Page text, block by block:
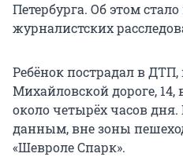
Петербурга. Об этом
журналистских
Ребёнок пострадал в ДТП,
Михайловской дороге, 14,
около четырёх часов
данным, вне зоны
«Шевроле Спарк».